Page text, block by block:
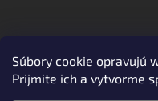
Súbory cookie opravujú
Prijmite ich a vytvorme